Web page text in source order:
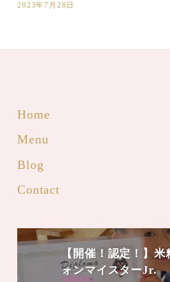
2023年7月28日
Home
Menu
Blog
Contact
【開催！認定！】
ォンマイスターJr.